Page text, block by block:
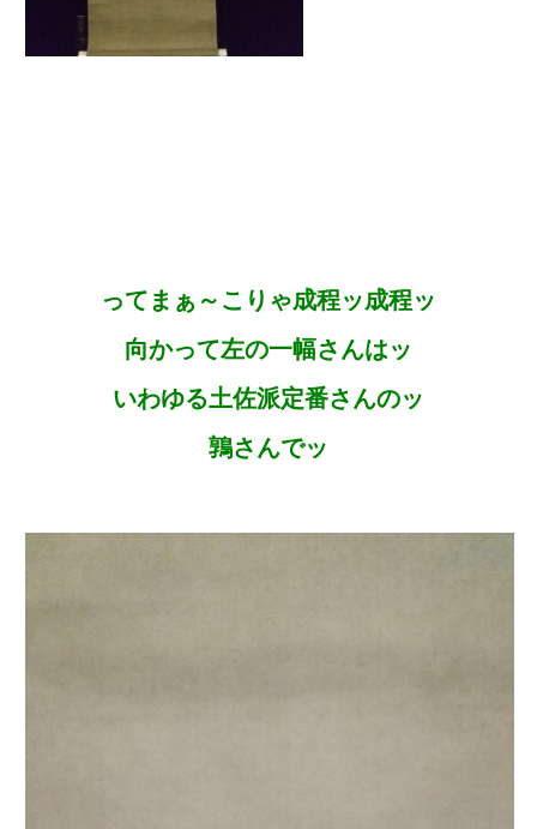
ってまぁ～こりゃ成程ッ成程ッ
向かって左の一幅さんはッ
いわゆる土佐派定番さんのッ
鶉さんでッ